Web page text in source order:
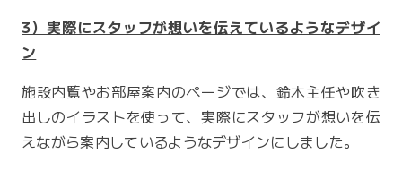
3）実際にスタッフが想いを伝えているようなデザイ
ン
施設内覧やお部屋案内のページでは、鈴木主任や吹き
出しのイラストを使って、実際にスタッフが想いを伝
えながら案内しているようなデザインにしました。